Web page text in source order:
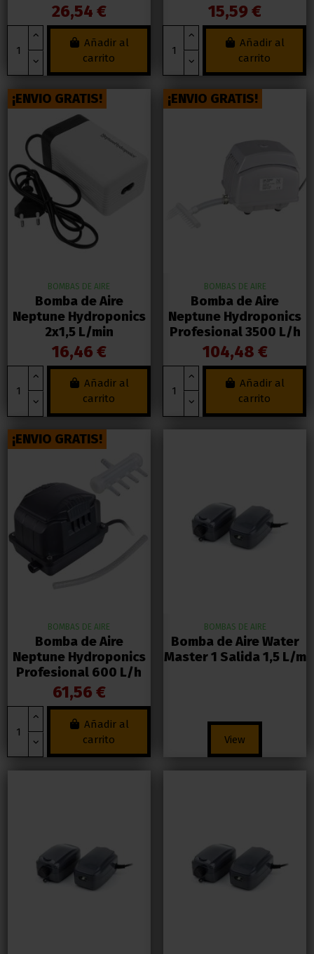
26,54 €
Añadir al
carrito
15,59 €
Añadir al
carrito
¡ENVIO GRATIS!
BOMBAS DE AIRE
Bomba de Aire
Neptune Hydroponics
2x1,5 L/min
16,46 €
Añadir al
carrito
¡ENVIO GRATIS!
BOMBAS DE AIRE
Bomba de Aire
Neptune Hydroponics
Profesional 3500 L/h
104,48 €
Añadir al
carrito
¡ENVIO GRATIS!
BOMBAS DE AIRE
Bomba de Aire
Neptune Hydroponics
Profesional 600 L/h
61,56 €
Añadir al
carrito
BOMBAS DE AIRE
Bomba de Aire Water
Master 1 Salida 1,5 L/m
View